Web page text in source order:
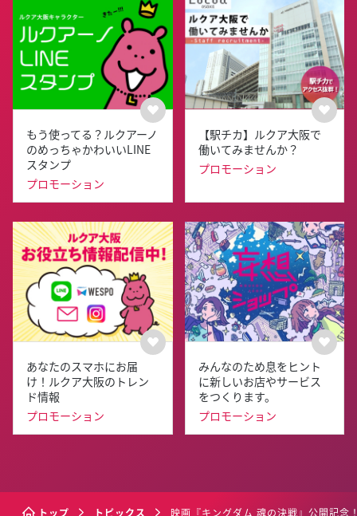
もう使ってる？ルクアーノ
のめっちゃかわいいLINE
スタンプ
プロモーション
【駅チカ】ルクア大阪で
働いてみませんか？
プロモーション
あなたのスマホにお届
け！ルクア大阪のトレン
ド情報
プロモーション
みんなのため息をヒント
に新しいお店やサービス
をつくります。
プロモーション
トップ トピックス 映画『キングダム 魂の決戦』公開記念